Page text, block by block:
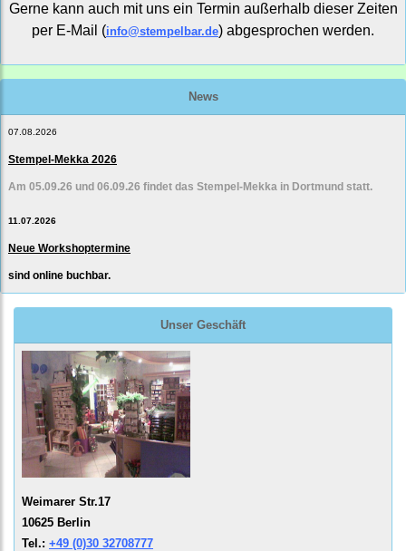
Gerne kann auch mit uns ein Termin außerhalb dieser Zeiten
per E-Mail (info@stempelbar.de) abgesprochen werden.
News
07.08.2026
Stempel-Mekka 2026
Am 05.09.26 und 06.09.26 findet das Stempel-Mekka in Dortmund statt.
11.07.2026
Neue Workshoptermine
sind online buchbar.
Unser Geschäft
Weimarer Str.17
10625 Berlin
Tel.: +49 (0)30 32708777